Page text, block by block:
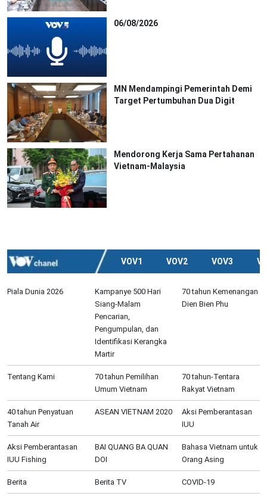
06/08/2026
MN Mendampingi Pemerintah Demi
Target Pertumbuhan Dua Digit
Mendorong Kerja Sama Pertahanan
Vietnam-Malaysia
VOV1 VOV2 VOV3
Piala Dunia 2026
Kampanye 500 Hari
Siang-Malam
Pencarian,
Pengumpulan, dan
Identifikasi Kerangka
Martir
70 tahun Kemenangan
Dien Bien Phu
Tentang Kami
70 tahun Pemilihan
Umum Vietnam
70 tahun-Tentara
Rakyat Vietnam
40 tahun Penyatuan
Tanah Air
ASEAN VIETNAM 2020
Aksi Pemberantasan
IUU
Aksi Pemberantasan
IUU Fishing
BAI QUANG BA QUAN
DOI
Bahasa Vietnam untuk
Orang Asing
Berita Berita TV COVID-19